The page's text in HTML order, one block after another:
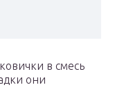
в смесь
они